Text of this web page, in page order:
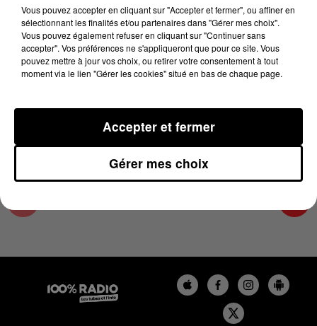
7 août 2024 - 4 min 23 sec
LES INFOS DU COMMINGES DU 07/08/2024 À
06H59
Podcast infos du Comminges
Vous pouvez accepter en cliquant sur "Accepter et fermer", ou affiner en
sélectionnant les finalités et/ou partenaires dans "Gérer mes choix".
Vous pouvez également refuser en cliquant sur "Continuer sans
accepter". Vos préférences ne s'appliqueront que pour ce site. Vous
pouvez mettre à jour vos choix, ou retirer votre consentement à tout
moment via le lien "Gérer les cookies" situé en bas de chaque page.
Gérer mes choix
Accepter et fermer